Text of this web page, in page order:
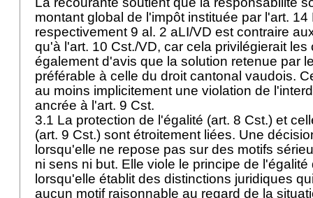
montant global de l'impôt instituée par l'art. 14
respectivement 9 al. 2 aLI/VD est contraire
qu'à l'art. 10 Cst./VD, car cela privilégierait
également d'avis que la solution retenue par
préférable à celle du droit cantonal vaudois.
au moins implicitement une violation de
ancrée à l'art. 9 Cst.
3.1 La protection de l'égalité (art. 8 Cst.) et
(art. 9 Cst.) sont étroitement liées. Une
lorsqu'elle ne repose pas sur des motifs
ni sens ni but. Elle viole le principe de l'égalité
lorsqu'elle établit des distinctions juridiques
aucun motif raisonnable au regard de la